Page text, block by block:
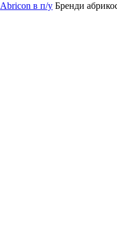
Abricon в п/у Бренди